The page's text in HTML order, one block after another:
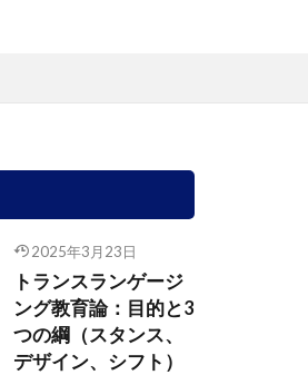
2025年3月23日
トランスランゲージ
ング教育論：目的と3
つの綱（スタンス、
デザイン、シフト）